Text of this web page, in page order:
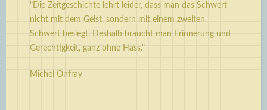
"Die Zeitgeschichte lehrt leider, dass man das Schwert
nicht mit dem Geist, sondern mit einem zweiten
Schwert besiegt. Deshalb braucht man Erinnerung und
Gerechtigkeit, ganz ohne Hass."
Michel Onfray